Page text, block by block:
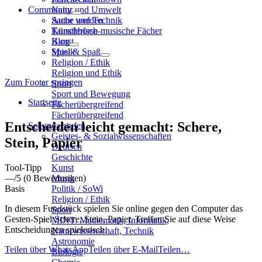
Natur und Umwelt
Sache und Technik
Künstlerisch-musische Fächer
Kunst
Musik
Religion / Ethik
Religion und Ethik
Sport
Sport und Bewegung
Fächerübergreifend
Fächerübergreifend
Sekundarstufen
Geistes- & Sozialwissenschaften
Deutsch
Geschichte
Kunst
Musik
Politik / SoWi
Religion / Ethik
Sport
MINT: Mathematik, Informatik,
Naturwissenschaft, Technik
Astronomie
Biologie
Community
Autor werden
Tauschbörse
Blog
Spiel & Spaß
Zum Footer springen
Startseite
Entscheiden leicht gemacht: Schere,
Stein, Papier
Tool-Tipp
—/5 (0 Bewertungen)
Basis
In diesem Fundstück spielen Sie online gegen den Computer das
Gesten-Spiel Schere, Stein, Papier. Treffen Sie auf diese Weise
Entscheidungen spielerisch.
Teilen über WhatsAppTeilen über E-MailTeilen…